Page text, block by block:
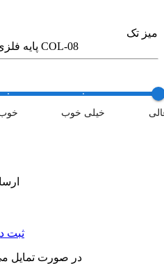
میز تک
پایه فلزی مدل اسپایدر پرو رنگ قرمز کد COL-08
خیلی خوب
ثبت
در صورت تمایل می